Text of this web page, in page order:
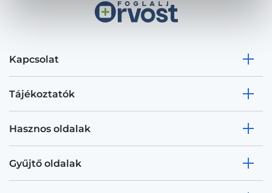
Kapcsolat
Tájékoztatók
Hasznos oldalak
Gyűjtő oldalak